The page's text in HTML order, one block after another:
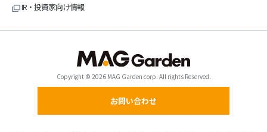
IR・投資家向け情報
Copyright © 2026 MAG Garden corp. All rights Reserved.
お問い合わせ